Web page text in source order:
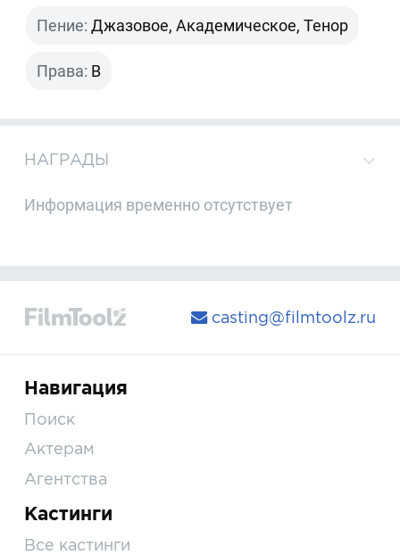
Пение: Джазовое, Академическое, Тенор
Права: B
НАГРАДЫ
Информация временно отсутствует
casting@filmtoolz.ru
Навигация
Поиск
Актерам
Агентства
Кастинги
Все кастинги